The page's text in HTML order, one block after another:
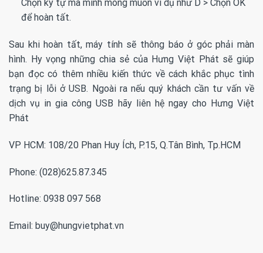
Chọn ký tự mà mình mong muốn ví dụ như D > Chọn OK
để hoàn tất.
Sau khi hoàn tất, máy tính sẽ thông báo ở góc phải màn
hình. Hy vọng những chia sẻ của Hưng Việt Phát sẽ giúp
bạn đọc có thêm nhiều kiến thức về cách khắc phục tình
trạng bị lỗi ở USB. Ngoài ra nếu quý khách cần tư vấn về
dịch vụ in gia công USB hãy liên hệ ngay cho Hưng Việt
Phát
VP HCM: 108/20 Phan Huy Ích, P.15, Q.Tân Bình, Tp.HCM
Phone: (028)625.87.345
Hotline: 0938 097 568
Email: buy@hungvietphat.vn